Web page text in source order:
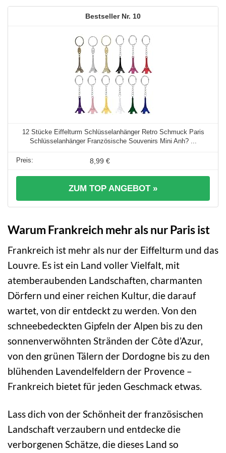
10
12 Stücke Eiffelturm Schlüsselanhänger Retro Schmuck Paris
Schlüsselanhänger Französische Souvenirs Mini Anh? ...
8,99 €
ZUM TOP ANGEBOT »
Warum Frankreich mehr als nur Paris ist
Frankreich ist mehr als nur der Eiffelturm und das
Louvre. Es ist ein Land voller Vielfalt, mit
atemberaubenden Landschaften, charmanten
Dörfern und einer reichen Kultur, die darauf
wartet, von dir entdeckt zu werden. Von den
schneebedeckten Gipfeln der Alpen bis zu den
sonnenverwöhnten Stränden der Côte d’Azur,
von den grünen Tälern der Dordogne bis zu den
blühenden Lavendelfeldern der Provence –
Frankreich bietet für jeden Geschmack etwas.
Lass dich von der Schönheit der französischen
Landschaft verzaubern und entdecke die
verborgenen Schätze, die dieses Land so